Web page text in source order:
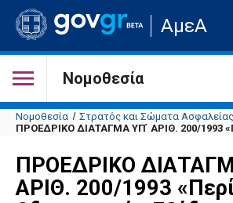
Μετάβαση
στην
σελίδα
του
ΑμεΑ
Νομοθεσία
Νομοθεσία
Στρατός και Σώματα Ασφαλείας
ΠΡΟΕΔΡΙΚΟ ΔΙΑΤΑΓΜΑ ΥΠ ́ ΑΡΙΘ. 200/1993
ΠΡΟΕΔΡΙΚΟ
ΑΡΙΘ. 200/1993